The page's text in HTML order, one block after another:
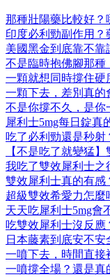
那種壯陽藥比較好？
印度必利勁副作用？
美國黑金到底靠不靠
不是臨時抱佛腳那種
一顆就想同時撐住硬
一顆下去，差別真的
不是你撐不久，是你
犀利士5mg每日錠真
吃了必利勁還是秒射
【不是吃了就變猛
我吃了雙效犀利士之
雙效犀利士真的有感
超級雙效希愛力怎麼
天天吃犀利士5mg會
吃雙效犀利士沒反應
日本藤素到底安不安
一噴下去，時間直接
一噴撐全場？還是真